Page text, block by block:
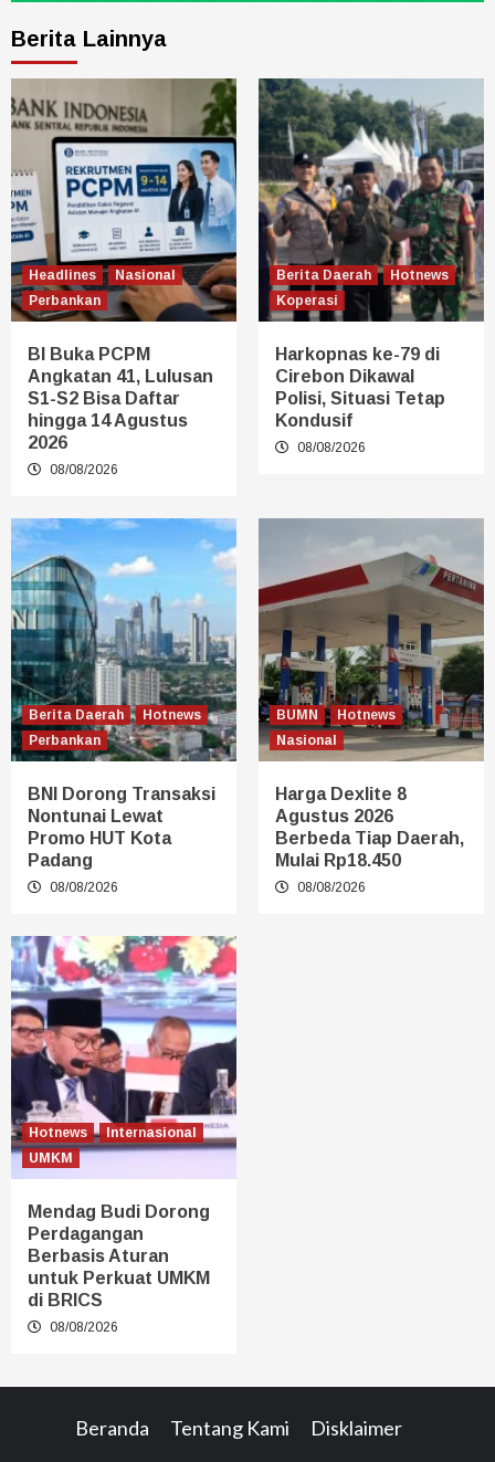
Berita Lainnya
Headlines
Nasional
Perbankan
BI Buka PCPM
Angkatan 41, Lulusan
S1-S2 Bisa Daftar
hingga 14 Agustus
2026
08/08/2026
Berita Daerah
Hotnews
Koperasi
Harkopnas ke-79 di
Cirebon Dikawal
Polisi, Situasi Tetap
Kondusif
08/08/2026
Berita Daerah
Hotnews
Perbankan
BNI Dorong Transaksi
Nontunai Lewat
Promo HUT Kota
Padang
08/08/2026
BUMN
Hotnews
Nasional
Harga Dexlite 8
Agustus 2026
Berbeda Tiap Daerah,
Mulai Rp18.450
08/08/2026
Hotnews
Internasional
UMKM
Mendag Budi Dorong
Perdagangan
Berbasis Aturan
untuk Perkuat UMKM
di BRICS
08/08/2026
Beranda Tentang Kami Disklaimer